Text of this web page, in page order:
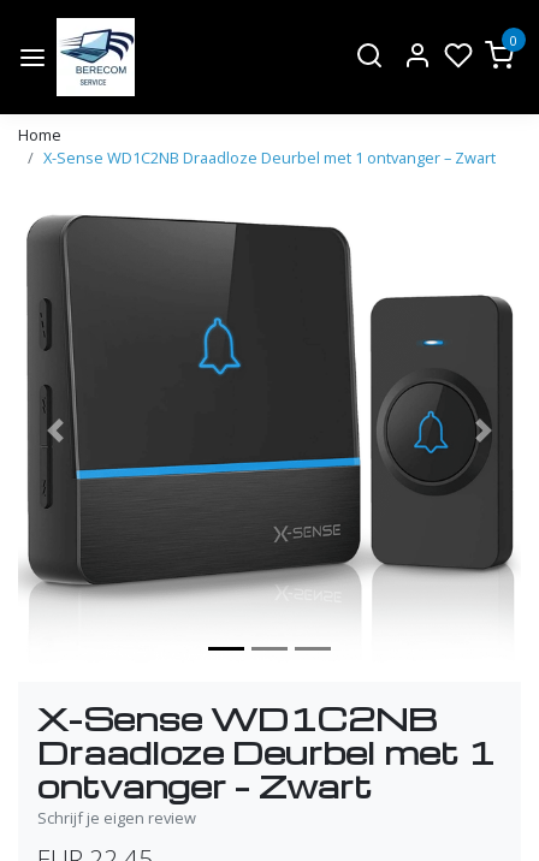
0
Home
X-Sense WD1C2NB Draadloze Deurbel met 1 ontvanger – Zwart
Vorige
X-Sense WD1C2NB
Draadloze Deurbel met 1
ontvanger – Zwart
Schrijf je eigen review